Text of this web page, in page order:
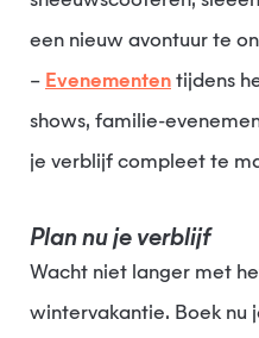
een nieuw avontuur te
– Evenementen tijdens
shows, familie-
je verblijf compleet te
Plan nu je verblijf
Wacht niet langer met het plannen van je
wintervakantie. Boek nu